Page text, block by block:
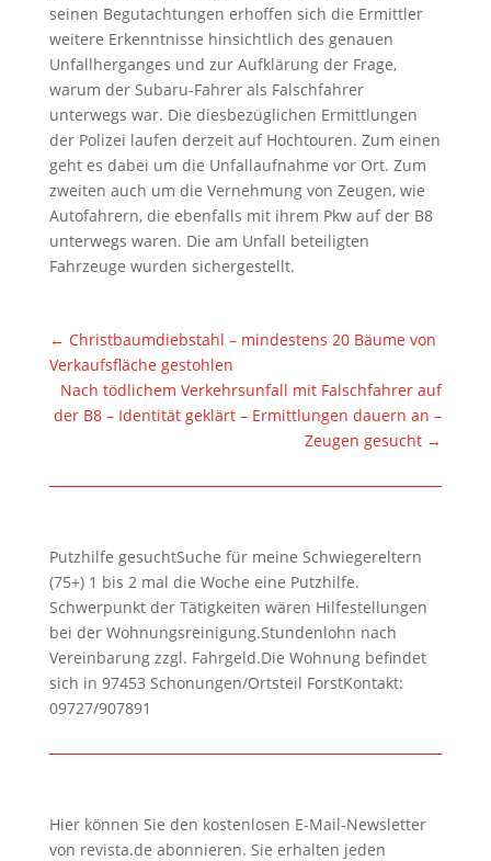
seinen Begutachtungen erhoffen sich die Ermittler
weitere Erkenntnisse hinsichtlich des genauen
Unfallherganges und zur Aufklärung der Frage,
warum der Subaru-Fahrer als Falschfahrer
unterwegs war. Die diesbezüglichen Ermittlungen
der Polizei laufen derzeit auf Hochtouren. Zum einen
geht es dabei um die Unfallaufnahme vor Ort. Zum
zweiten auch um die Vernehmung von Zeugen, wie
Autofahrern, die ebenfalls mit ihrem Pkw auf der B8
unterwegs waren. Die am Unfall beteiligten
Fahrzeuge wurden sichergestellt.
← Christbaumdiebstahl – mindestens 20 Bäume von
Verkaufsfläche gestohlen
Nach tödlichem Verkehrsunfall mit Falschfahrer auf
der B8 – Identität geklärt – Ermittlungen dauern an –
Zeugen gesucht →
Putzhilfe gesuchtSuche für meine Schwiegereltern
(75+) 1 bis 2 mal die Woche eine Putzhilfe.
Schwerpunkt der Tätigkeiten wären Hilfestellungen
bei der Wohnungsreinigung.Stundenlohn nach
Vereinbarung zzgl. Fahrgeld.Die Wohnung befindet
sich in 97453 Schonungen/Ortsteil ForstKontakt:
09727/907891
Hier können Sie den kostenlosen E-Mail-Newsletter
von revista.de abonnieren. Sie erhalten jeden